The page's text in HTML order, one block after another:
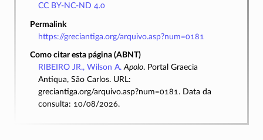
CC BY-NC-ND 4.0
Permalink
https://greciantiga.org/arquivo.asp?num=0181
Como citar esta página (ABNT)
RIBEIRO JR., Wilson A. Apolo. Portal Graecia
Antiqua, São Carlos. URL:
greciantiga.org/arquivo.asp?num=0181. Data da
consulta: 10/08/2026.